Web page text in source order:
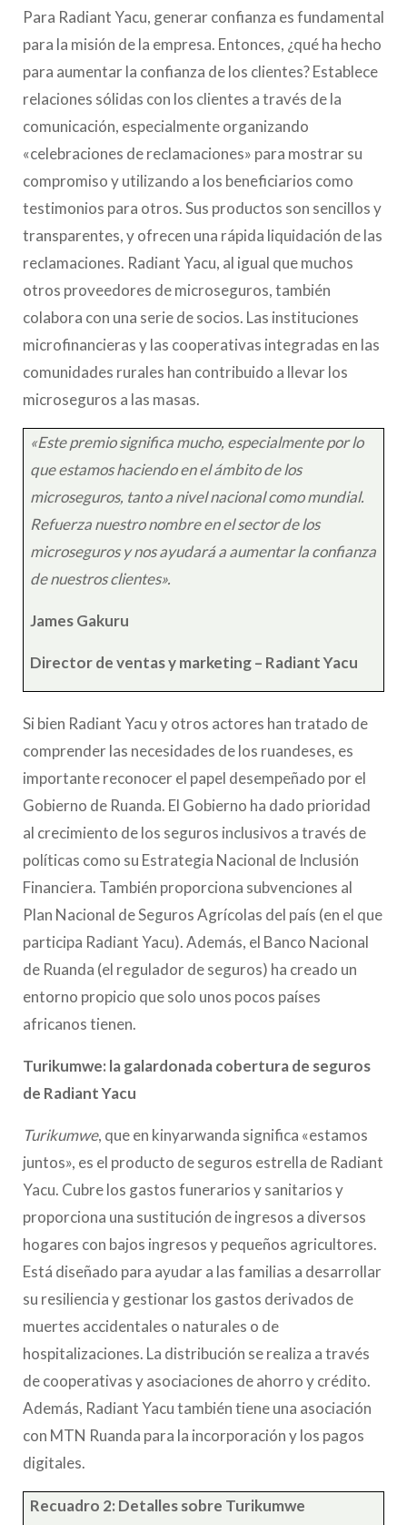
Para Radiant Yacu, generar confianza es fundamental
para la misión de la empresa. Entonces, ¿qué ha hecho
para aumentar la confianza de los clientes? Establece
relaciones sólidas con los clientes a través de la
comunicación, especialmente organizando
«celebraciones de reclamaciones» para mostrar su
compromiso y utilizando a los beneficiarios como
testimonios para otros. Sus productos son sencillos y
transparentes, y ofrecen una rápida liquidación de las
reclamaciones. Radiant Yacu, al igual que muchos
otros proveedores de microseguros, también
colabora con una serie de socios. Las instituciones
microfinancieras y las cooperativas integradas en las
comunidades rurales han contribuido a llevar los
microseguros a las masas.
«Este premio significa mucho, especialmente por lo
que estamos haciendo en el ámbito de los
microseguros, tanto a nivel nacional como mundial.
Refuerza nuestro nombre en el sector de los
microseguros y nos ayudará a aumentar la confianza
de nuestros clientes».
James Gakuru
Director de ventas y marketing – Radiant Yacu
Si bien Radiant Yacu y otros actores han tratado de
comprender las necesidades de los ruandeses, es
importante reconocer el papel desempeñado por el
Gobierno de Ruanda. El Gobierno ha dado prioridad
al crecimiento de los seguros inclusivos a través de
políticas como su Estrategia Nacional de Inclusión
Financiera. También proporciona subvenciones al
Plan Nacional de Seguros Agrícolas del país (en el que
participa Radiant Yacu). Además, el Banco Nacional
de Ruanda (el regulador de seguros) ha creado un
entorno propicio que solo unos pocos países
africanos tienen.
Turikumwe: la galardonada cobertura de seguros
de Radiant Yacu
Turikumwe, que en kinyarwanda significa «estamos
juntos», es el producto de seguros estrella de Radiant
Yacu. Cubre los gastos funerarios y sanitarios y
proporciona una sustitución de ingresos a diversos
hogares con bajos ingresos y pequeños agricultores.
Está diseñado para ayudar a las familias a desarrollar
su resiliencia y gestionar los gastos derivados de
muertes accidentales o naturales o de
hospitalizaciones. La distribución se realiza a través
de cooperativas y asociaciones de ahorro y crédito.
Además, Radiant Yacu también tiene una asociación
con MTN Ruanda para la incorporación y los pagos
digitales.
Recuadro 2: Detalles sobre Turikumwe